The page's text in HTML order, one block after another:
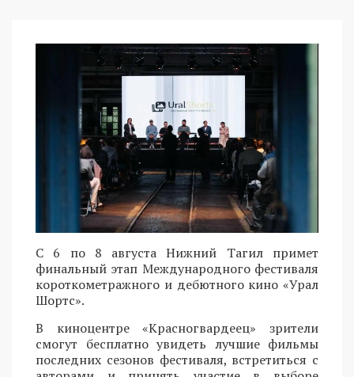
С 6 по 8 августа Нижний Тагил примет
финальный этап Международного фестиваля
короткометражного и дебютного кино «Урал
Шортс».
В киноцентре «Красногвардеец» зрители
смогут бесплатно увидеть лучшие фильмы
последних сезонов фестиваля, встретиться с